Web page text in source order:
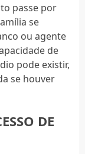
passe por
se
ou agente
de
pode existir,
se houver
DE